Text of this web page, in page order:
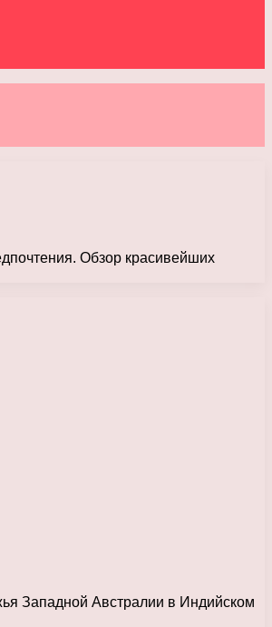
Обзор красивейших
Западной Австралии в Индийском